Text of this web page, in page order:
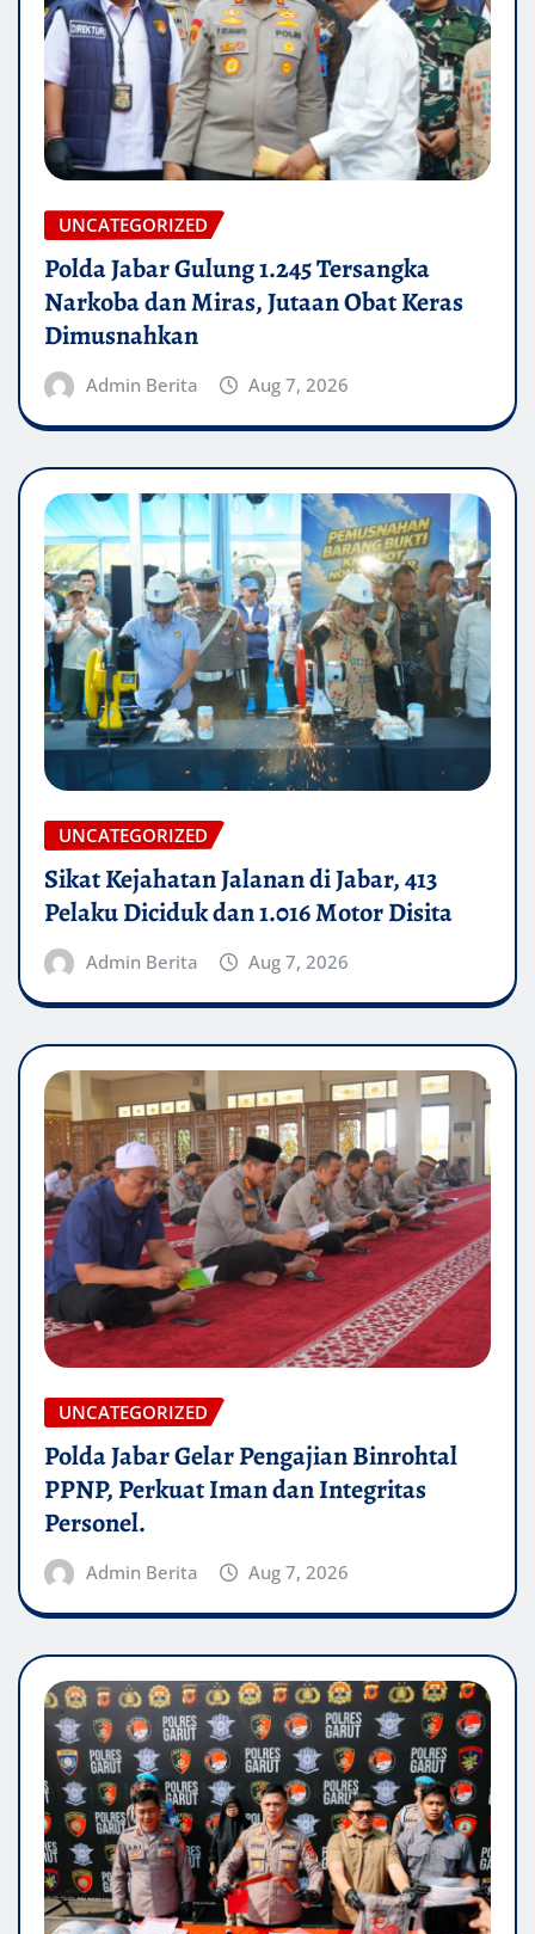
UNCATEGORIZED
Polda Jabar Gulung 1.245 Tersangka
Narkoba dan Miras, Jutaan Obat Keras
Dimusnahkan
Admin Berita Aug 7, 2026
UNCATEGORIZED
Sikat Kejahatan Jalanan di Jabar, 413
Pelaku Diciduk dan 1.016 Motor Disita
Admin Berita Aug 7, 2026
UNCATEGORIZED
Polda Jabar Gelar Pengajian Binrohtal
PPNP, Perkuat Iman dan Integritas
Personel.
Admin Berita Aug 7, 2026